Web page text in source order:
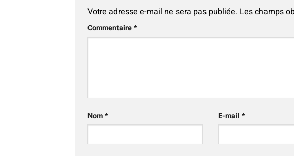
Votre adresse e-mail ne sera pas publiée. Les champs
Commentaire*
Nom* E-mail *
Alternative: